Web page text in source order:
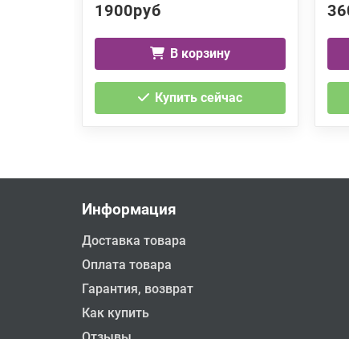
1900руб
В корзину
Купить сейчас
Информация
Доставка товара
Оплата товара
Гарантия, возврат
Как купить